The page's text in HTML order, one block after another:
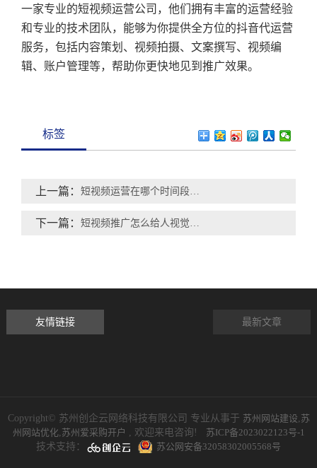
一家专业的短视频运营公司，他们拥有丰富的运营经验
和专业的技术团队，能够为你提供全方位的抖音代运营
服务，包括内容策划、视频拍摄、文案撰写、视频编
辑、账户管理等，帮助你更快地见到推广效果。
标签
上一篇： 短视频运营在哪个时间段发视频更好
下一篇： 短视频推广怎么给人视觉的冲击力
友情链接 最新文章
Copyright© 苏州创企云网络科技有限公司 专业从事于 苏州网站建设, 苏
州网站优化, 苏州爱采购开户 , 欢迎来电咨询! 苏ICP备2023022123号-1
技术支持：
苏公网安备32058302005568号